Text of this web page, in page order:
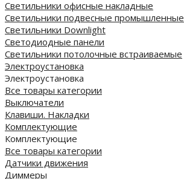
Светильники офисные накладные
Светильники подвесные промышленные
Светильники Downlight
Светодиодные панели
Cветильники потолочные встраиваемые
Электроустановка
Электроустановка
Все товары категории
Выключатели
Клавиши. Накладки
Комплектующие
Комплектующие
Все товары категории
Датчики движения
Диммеры